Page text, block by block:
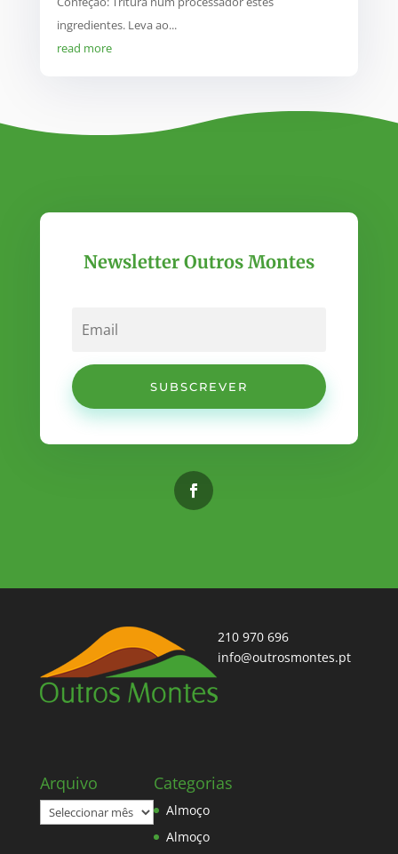
ingredientes. Leva ao...
read more
Newsletter Outros Montes
SUBSCREVER
210 970 696
info@outrosmontes.pt
Arquivo
Arquivo
Categorias
Almoço
Almoço